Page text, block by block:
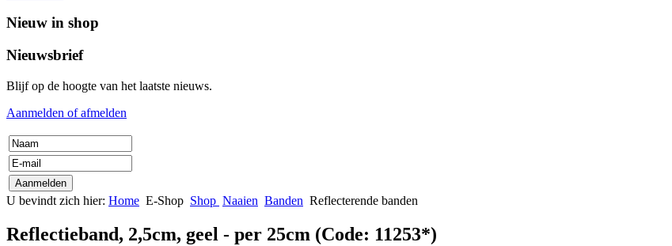
Nieuw in shop
Nieuwsbrief
Blijf op de hoogte van het laatste nieuws.
Aanmelden of afmelden
U bevindt zich hier: Home E-Shop Shop Naaien Banden Reflecterende banden
Reflectieband, 2,5cm, geel - per 25cm (Code: 11253*)